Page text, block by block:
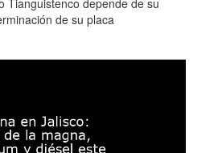
Tianguistenco depende de su
de su placa